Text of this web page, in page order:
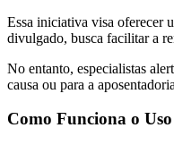
Essa iniciativa visa oferecer
divulgado, busca facilitar a
No entanto, especialistas
causa ou para a
Como Funciona o